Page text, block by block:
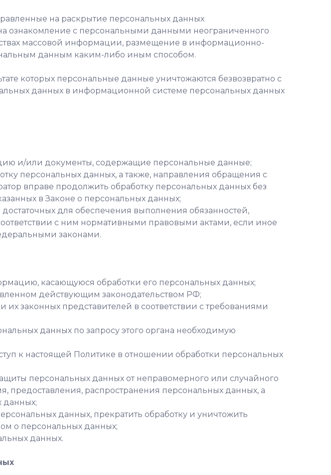
на раскрытие персональных данных
ознакомление с персональными данными неограниченного
массовой информации, размещение в информационно-
данным каким-либо иным способом.
которых персональные данные уничтожаются безвозвратно с
данных в информационной системе персональных данных
и/или документы, содержащие персональные данные;
персональных данных, а также, направления обращения с
вправе продолжить обработку персональных данных без
в Законе о персональных данных;
для обеспечения выполнения обязанностей,
с ним нормативными правовыми актами, если иное
законами.
касающуюся обработки его персональных данных;
действующим законодательством РФ;
законных представителей в соответствии с требованиями
данных по запросу этого органа необходимую
к настоящей Политике в отношении обработки персональных
персональных данных от неправомерного или случайного
предоставления, распространения персональных данных, а
данных;
данных, прекратить обработку и уничтожить
о персональных данных;
данных.